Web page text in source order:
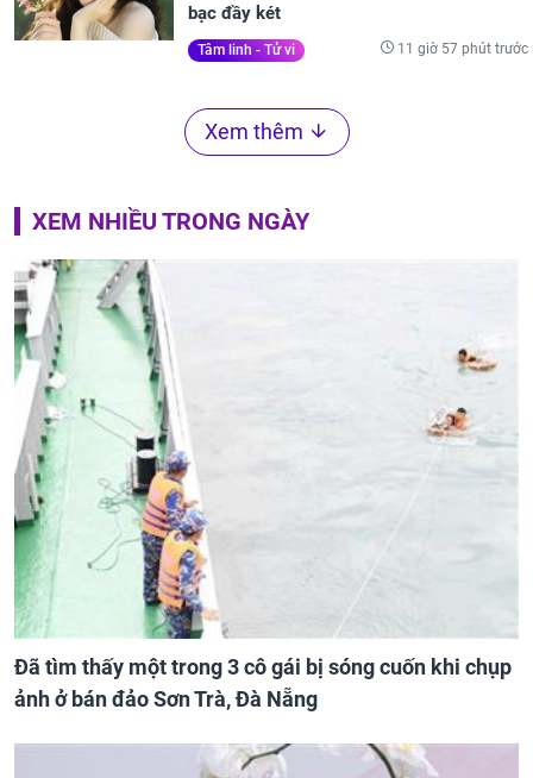
bạc đầy két
Tâm linh - Tử vi 11 giờ 57 phút trước
Xem thêm
XEM NHIỀU TRONG NGÀY
Đã tìm thấy một trong 3 cô gái bị sóng cuốn khi chụp
ảnh ở bán đảo Sơn Trà, Đà Nẵng